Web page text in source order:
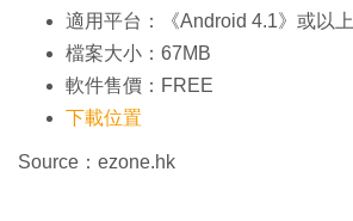
適用平台：《Android 4.1》或以上
檔案大小：67MB
軟件售價：FREE
下載位置
Source：ezone.hk